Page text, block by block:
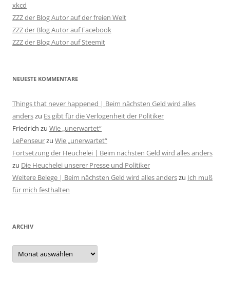
xkcd
ZZZ der Blog Autor auf der freien Welt
ZZZ der Blog Autor auf Facebook
ZZZ der Blog Autor auf Steemit
NEUESTE KOMMENTARE
Things that never happened | Beim nächsten Geld wird alles
anderszu Es gibt für die Verlogenheit der Politiker
Friedrich zu Wie „unerwartet“
LePenseurzu Wie „unerwartet“
Fortsetzung der Heuchelei | Beim nächsten Geld wird alles anders
zu Die Heuchelei unserer Presse und Politiker
Weitere Belege | Beim nächsten Geld wird alles anderszu Ich muß
für mich festhalten
ARCHIV
Archiv